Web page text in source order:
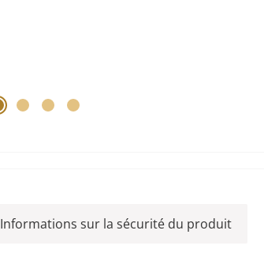
Informations sur la sécurité du produit